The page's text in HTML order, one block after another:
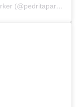
Una publicación compartida de Pedrita Parker (@pedritaparker)